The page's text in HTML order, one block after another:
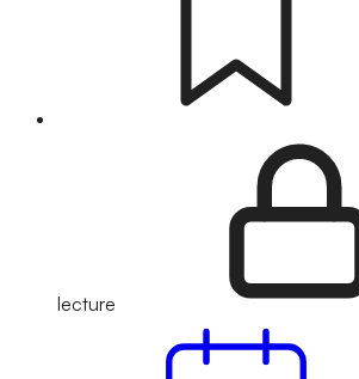
lecture